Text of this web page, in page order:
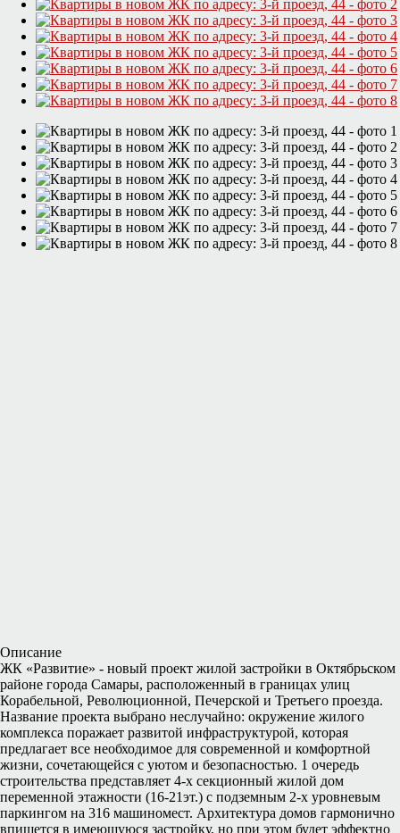
Описание
ЖК «Развитие» - новый проект жилой застройки в Октябрьском
районе города Самары, расположенный в границах улиц
Корабельной, Революционной, Печерской и Третьего проезда.
Название проекта выбрано неслучайно: окружение жилого
комплекса поражает развитой инфраструктурой, которая
предлагает все необходимое для современной и комфортной
жизни, сочетающейся с уютом и безопасностью. 1 очередь
строительства представляет 4-х секционный жилой дом
переменной этажности (16-21эт.) с подземным 2-х уровневым
паркингом на 316 машиномест. Архитектура домов гармонично
впишется в имеющуюся застройку, но при этом будет эффектно